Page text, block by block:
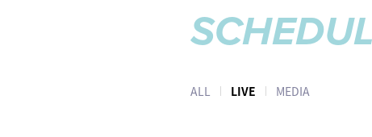
ALL LIVE MEDIA